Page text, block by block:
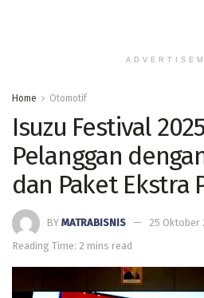
Home Otomotif
Isuzu Festival
Pelanggan
dan Paket Ekstra
BY MATRABISNIS
25 Oktober
Reading Time: 2 mins read